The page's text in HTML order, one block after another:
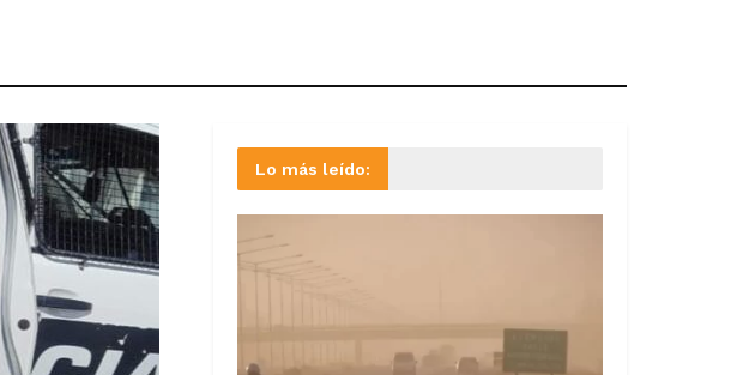
Lo más leído: